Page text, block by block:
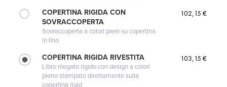
COPERTINA RIGIDA CON
SOVRACCOPERTA
Sovraccoperta a colori pieni su copertina
in lino
102,15 €
COPERTINA RIGIDA RIVESTITA
Libro rilegato rigido con design a colori
pieno stampato direttamente sulla
copertina rigid
103,15 €